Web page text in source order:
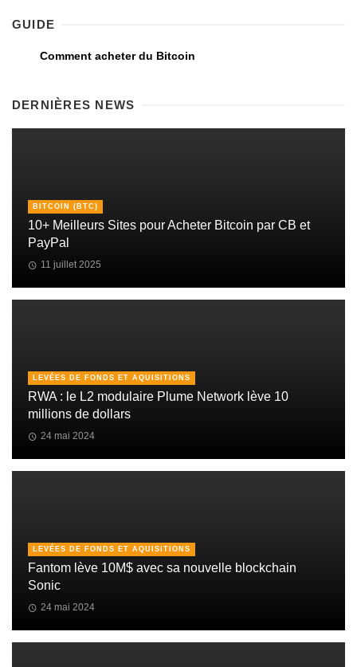
GUIDE
Comment acheter du Bitcoin
DERNIÈRES NEWS
BITCOIN (BTC)
10+ Meilleurs Sites pour Acheter Bitcoin par CB et
PayPal
11 juillet 2025
LEVÉES DE FONDS ET AQUISITIONS
RWA : le L2 modulaire Plume Network lève 10
millions de dollars
24 mai 2024
LEVÉES DE FONDS ET AQUISITIONS
Fantom lève 10M$ avec sa nouvelle blockchain
Sonic
24 mai 2024